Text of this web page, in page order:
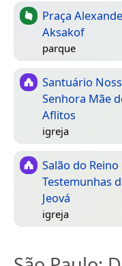
Praça
Aksakof
parque
Santuário
Senhora Mãe
Aflitos
igreja
Salão do Reino
Testemunhas
Jeová
igreja